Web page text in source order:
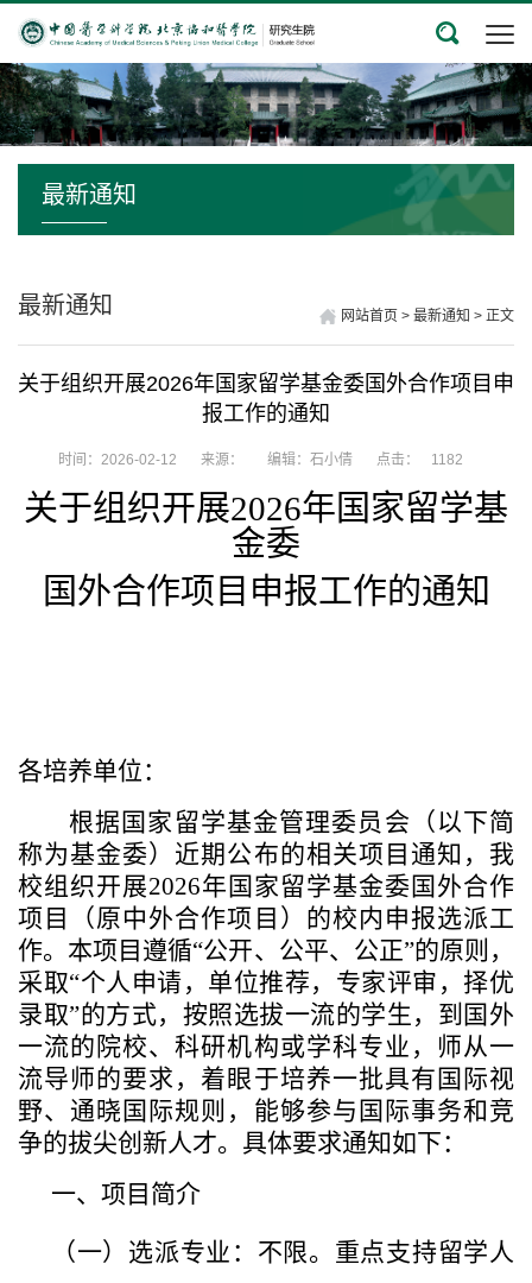
最新通知
最新通知 网站首页 > 最新通知 > 正文
关于组织开展2026年国家留学基金委国外合作项目申
报工作的通知
时间：2026-02-12 来源： 编辑：石小倩 点击： 1182
关于组织开展2026年国家留学基
金委
国外合作项目申报工作的通知
各培养单位：
根据国家留学基金管理委员会（以下简
称为基金委）近期公布的相关项目通知，我
校组织开展2026年国家留学基金委国外合作
项目（原中外合作项目）的校内申报选派工
作。本项目遵循“公开、公平、公正”的原则，
采取“个人申请，单位推荐，专家评审，择优
录取”的方式，按照选拔一流的学生，到国外
一流的院校、科研机构或学科专业，师从一
流导师的要求，着眼于培养一批具有国际视
野、通晓国际规则，能够参与国际事务和竞
争的拔尖创新人才。具体要求通知如下：
一、项目简介
（一） 选派专业： 不限。重点支持留学人